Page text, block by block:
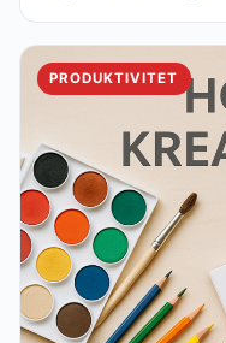
PRODUKTIVITET